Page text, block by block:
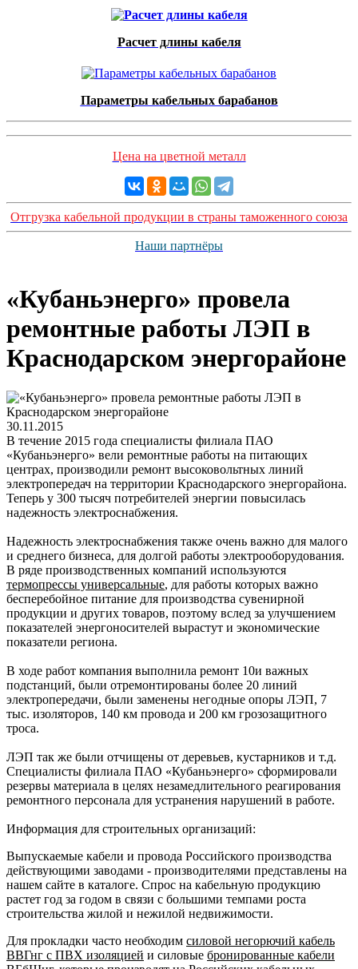
Расчет длины кабеля
Параметры кабельных барабанов
Цена на цветной металл
Отгрузка кабельной продукции в страны таможенного союза
Наши партнёры
«Кубаньэнерго» провела
ремонтные работы ЛЭП в
Краснодарском энергорайоне
30.11.2015
В течение 2015 года специалисты филиала ПАО
«Кубаньэнерго» вели ремонтные работы на питающих
центрах, производили ремонт высоковольтных линий
электропередач на территории Краснодарского энергорайона.
Теперь у 300 тысяч потребителей энергии повысилась
надежность электроснабжения.
Надежность электроснабжения также очень важно для малого
и среднего бизнеса, для долгой работы электрооборудования.
В ряде производственных компаний используются
термопрессы универсальные, для работы которых важно
бесперебойное питание для производства сувенирной
продукции и других товаров, поэтому вслед за улучшением
показателей энергоносителей вырастут и экономические
показатели региона.
В ходе работ компания выполнила ремонт 10и важных
подстанций, были отремонтированы более 20 линий
электропередачи, были заменены негодные опоры ЛЭП, 7
тыс. изоляторов, 140 км провода и 200 км грозозащитного
троса.
ЛЭП так же были отчищены от деревьев, кустарников и т.д.
Специалисты филиала ПАО «Кубаньэнерго» сформировали
резервы материала в целях незамедлительного реагирования
ремонтного персонала для устранения нарушений в работе.
Информация для строительных организаций:
Выпускаемые кабели и провода Российского производства
действующими заводами - производителями представлены на
нашем сайте в каталоге. Спрос на кабельную продукцию
растет год за годом в связи с большими темпами роста
строительства жилой и нежилой недвижимости.
Для прокладки часто необходим силовой негорючий кабель
ВВГнг с ПВХ изоляцией и силовые бронированные кабели